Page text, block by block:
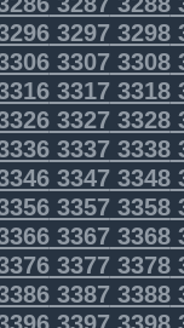
32973298
33073308
33173318
33273328
33373338
33473348
33573358
33673368
33773378
33873388